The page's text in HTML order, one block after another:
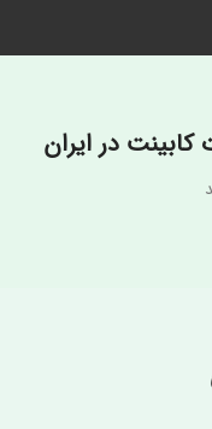
در ایران